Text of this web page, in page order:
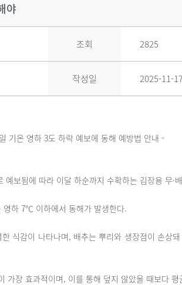
야
조회 2825
작성일 2025-11-
기온 영하 3도 하락 예보에 동해 예방법 안내 -
보됨에 따라 이달 하순까지 수확하는 김장용 무·
하 7℃ 이하에서 동해가 발생한다.
식감이 나타나며, 배추는 뿌리와 생장점이 손상
가장 효과적이며, 이를 통해 덮지 않았을 때보다